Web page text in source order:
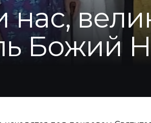
Божий